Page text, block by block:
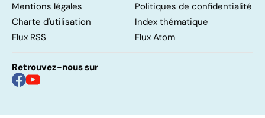
Mentions légales
Politiques de confidentialité
Charte d'utilisation
Index thématique
Flux RSS
Flux Atom
Retrouvez-nous sur